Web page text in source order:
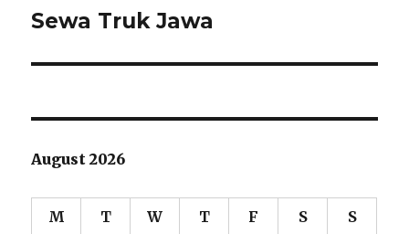
Next
Sewa Truk Jawa
August 2026
M T W T F S S